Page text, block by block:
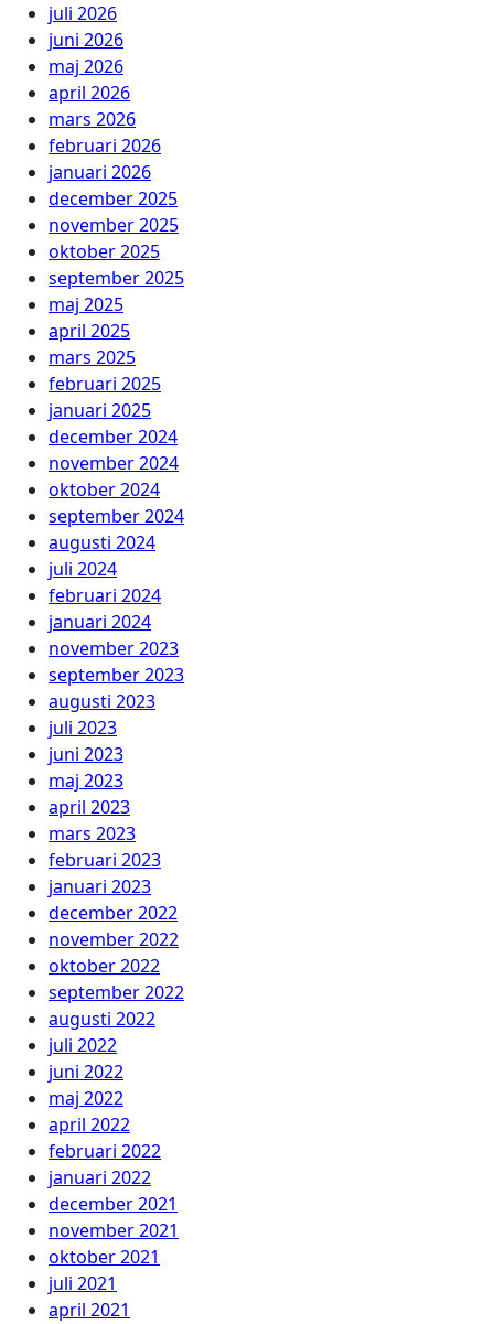
juli 2026
juni 2026
maj 2026
april 2026
mars 2026
februari 2026
januari 2026
december 2025
november 2025
oktober 2025
september 2025
maj 2025
april 2025
mars 2025
februari 2025
januari 2025
december 2024
november 2024
oktober 2024
september 2024
augusti 2024
juli 2024
februari 2024
januari 2024
november 2023
september 2023
augusti 2023
juli 2023
juni 2023
maj 2023
april 2023
mars 2023
februari 2023
januari 2023
december 2022
november 2022
oktober 2022
september 2022
augusti 2022
juli 2022
juni 2022
maj 2022
april 2022
februari 2022
januari 2022
december 2021
november 2021
oktober 2021
juli 2021
april 2021